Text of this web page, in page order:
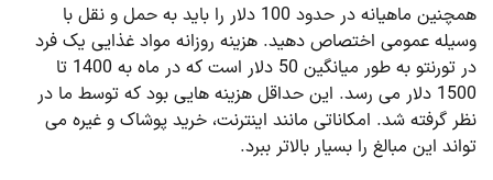
همچنین ماهیانه در حدود 100 دلار را باید به حمل و نقل با
وسیله عمومی اختصاص دهید. هزینه روزانه مواد غذایی یک فرد
در تورنتو به طور میانگین 50 دلار است که در ماه به 1400 تا
1500 دلار می رسد. این حداقل هزینه هایی بود که توسط ما در
نظر گرفته شد. امکاناتی مانند اینترنت، خرید پوشاک و غیره می
تواند این مبالغ را بسیار بالاتر ببرد.